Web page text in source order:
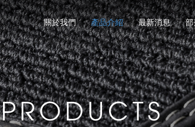
關於我們 產品介紹 最新消息 部
PRODUCTS